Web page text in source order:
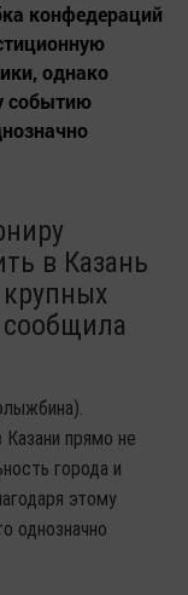
конфедераций
однако
событию
в Казань
прямо не
города и
этому
однозначно